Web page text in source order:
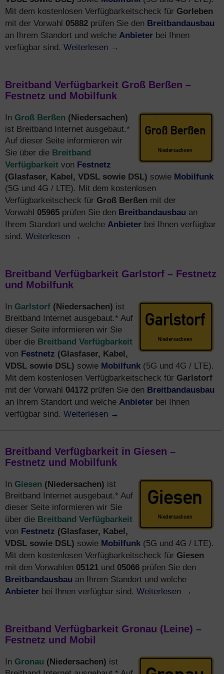
Mit dem kostenlosen Verfügbarkeitscheck für Gorleben
mit der Vorwahl 05882 prüfen Sie den Breitbandausbau
an Ihrem Standort und welche Anbieter bei Ihnen
verfügbar sind. Weiterlesen →
Breitband Verfügbarkeit Groß Berßen –
Festnetz und Mobilfunk
In Groß Berßen (Niedersachen)
ist Breitband Internet ausgebaut.*
Auf dieser Seite informieren wir
Sie über die Breitband
Verfügbarkeit von Festnetz
(Glasfaser, Kabel, VDSL sowie DSL) sowie Mobilfunk
(5G und 4G / LTE). Mit dem kostenlosen
Verfügbarkeitscheck für Groß Berßen mit der
Vorwahl 05965 prüfen Sie den Breitbandausbau an
Ihrem Standort und welche Anbieter bei Ihnen verfügbar
sind. Weiterlesen →
Breitband Verfügbarkeit Garlstorf – Festnetz
und Mobilfunk
In Garlstorf (Niedersachen) ist
Breitband Internet ausgebaut.* Auf
dieser Seite informieren wir Sie
über die Breitband Verfügbarkeit
von Festnetz (Glasfaser, Kabel,
VDSL sowie DSL) sowie Mobilfunk (5G und 4G / LTE).
Mit dem kostenlosen Verfügbarkeitscheck für Garlstorf
mit der Vorwahl 04172 prüfen Sie den Breitbandausbau
an Ihrem Standort und welche Anbieter bei Ihnen
verfügbar sind. Weiterlesen →
Breitband Verfügbarkeit in Giesen –
Festnetz und Mobilfunk
In Giesen (Niedersachen) ist
Breitband Internet ausgebaut.* Auf
dieser Seite informieren wir Sie
über die Breitband Verfügbarkeit
von Festnetz (Glasfaser, Kabel,
VDSL sowie DSL) sowie Mobilfunk (5G und 4G / LTE).
Mit dem kostenlosen Verfügbarkeitscheck für Giesen
mit den Vorwahlen 05121 und 05066 prüfen Sie den
Breitbandausbau an Ihrem Standort und welche
Anbieter bei Ihnen verfügbar sind. Weiterlesen →
Breitband Verfügbarkeit Gronau (Leine) –
Festnetz und Mobil
In Gronau (Niedersachen) ist